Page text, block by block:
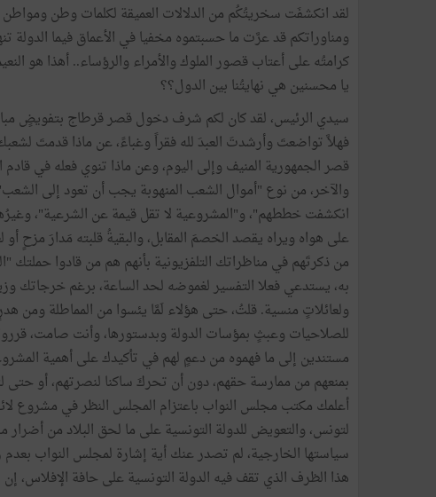
لقد انكشفَت سخريتُكُم من الدلالات العميقة لكلمات وطن
ومناوراتكم قد عرَّت ما حسبتموه مخفيا في الأعماق فيما الدولة
كرامتُه على أعتاب قصور الملوك والأمراء والرؤساء.. أهذا هو
يا محسنين هي نهايتُنا بين الدول؟؟
سيدي الرئيس، لقد كان لكم شرف دخول قصر قرطاج بتفويضٍ
فهلاَّ تواضعتَ وأرشدتَ العبدَ لله فقراً وغباءً، عن ماذا قدمتَ
قصر الجمهورية المنيف وإلى اليوم، وعن ماذا تنوي فعله في قادم
والآخر، من نوع "أموال الشعب المنهوبة يجب أن تعود إلى
انكشفت خططهم"، و"المشروعية لا تقل قيمة عن الشرعية"،
على هواه ويراه يقصد الخصمَ المقابل، والبقيةُ قلبته مَدارَ مزحٍ
من ذكرتَهم في مناظراتك التلفزيونية بأنهم هم من قادوا
به، يستدعي فعلا التفسير لغموضه لحد الساعة، برغم خرجاتك
ولعائلاتٍ منسية. قلتُ، حتى هؤلاء لَمَّا يئسوا من المماطلة
للصلاحيات وعبثٍ بمؤسات الدولة وبدستورها، وأنت صامت،
مستندين إلى ما فهموه من دعمٍ لهم في تأكيدك على أهمية
بمنعهم من ممارسة حقهم، دون أن تحركَ ساكنا لنصرتهم، أو حتى
أعلمك مكتب مجلس النواب باعتزام المجلس النظر في مشروع
لتونس، والتعويض للدولة التونسية على ما لحق البلاد من أضرار
سياستها الخارجية، لم تصدر عنك أية إشارة لمجلس النواب بعدم
هذا الظرف الذي تقف فيه الدولة التونسية على حافة الإفلاس،